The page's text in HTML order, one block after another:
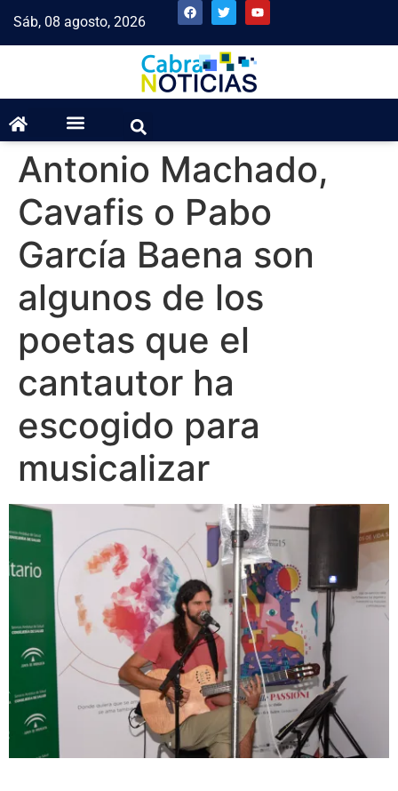
Sáb, 08 agosto, 2026
Antonio Machado,
Cavafis o Pabo
García Baena son
algunos de los
poetas que el
cantautor ha
escogido para
musicalizar